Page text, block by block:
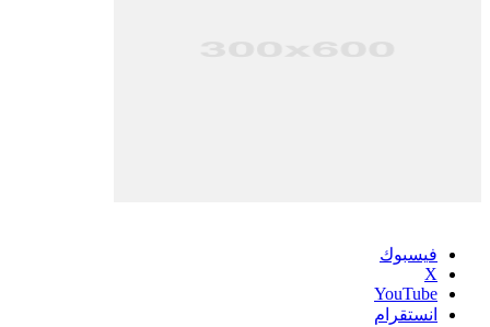
فيسبوك
‫X
‫YouTube
انستقرام